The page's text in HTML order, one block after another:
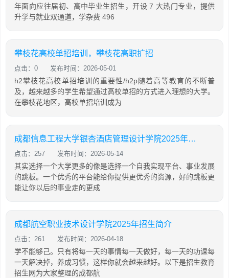
年面向应往届初、高中毕业生招生，开设 7 大热门专业，提供
升学与就业双通道，学杂费 496
攀枝花高校单招培训，攀枝花高职扩招
点击：0 发布时间：2026-05-01
h2攀枝花高校单招培训的重要性/h2p随着高等教育的不断普
及，越来越多的学生希望通过高校单招的方式进入理想的大学。
在攀枝花地区，高校单招培训成为
成都信息工程大学银杏酒店管理设计学院2025年招生简介
点击：257 发布时间：2026-05-14
其实选择一个大学更多的像是选择一个自我实现平台、事业发展
的跳板。一个优秀的平台能给你提供更优秀的资源，好的跳板更
能让你以后的事业走的更成
成都航空职业技术设计学院2025年招生简介
点击：261 发布时间：2026-04-18
学不能够己。只有将每一天的事情每一天做好，每一天的功课每
一天解决掉，养成习惯，这样你就会越来越好。以下是招生教育
招生网为大家整理的成都航